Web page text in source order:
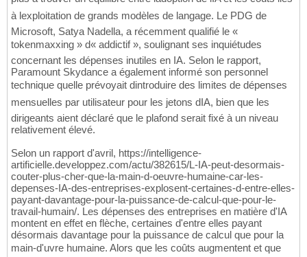
à lexploitation de grands modèles de langage. Le PDG de
Microsoft, Satya Nadella, a récemment qualifié le «
tokenmaxxing » d« addictif », soulignant ses inquiétudes
concernant les dépenses inutiles en IA. Selon le rapport,
Paramount Skydance a également informé son personnel
technique quelle prévoyait dintroduire des limites de dépenses
mensuelles par utilisateur pour les jetons dIA, bien que les
dirigeants aient déclaré que le plafond serait fixé à un niveau
relativement élevé.
Selon un rapport d'avril, https://intelligence-
artificielle.developpez.com/actu/382615/L-IA-peut-desormais-
couter-plus-cher-que-la-main-d-oeuvre-humaine-car-les-
depenses-IA-des-entreprises-explosent-certaines-d-entre-elles-
payant-davantage-pour-la-puissance-de-calcul-que-pour-le-
travail-humain/. Les dépenses des entreprises en matière d'IA
montent en effet en flèche, certaines d'entre elles payant
désormais davantage pour la puissance de calcul que pour la
main-d'uvre humaine. Alors que les coûts augmentent et que